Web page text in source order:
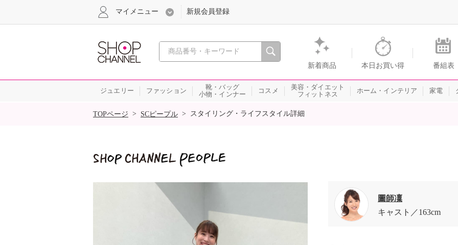
心おどる、瞬間を。通販・テレビショッピングのショップチャンネル
新着商品 本日お買い得 番組表
マイメニュー 新規会員登録
ジュエリー ファッション
靴・バッグ
小物・インナー
コスメ
美容・ダイエット
フィットネス
ホーム・インテリア 家電
SALE
TOPページ > SCピープル > スタイリング・ライフスタイル詳細
圖師凜
キャスト
163cm